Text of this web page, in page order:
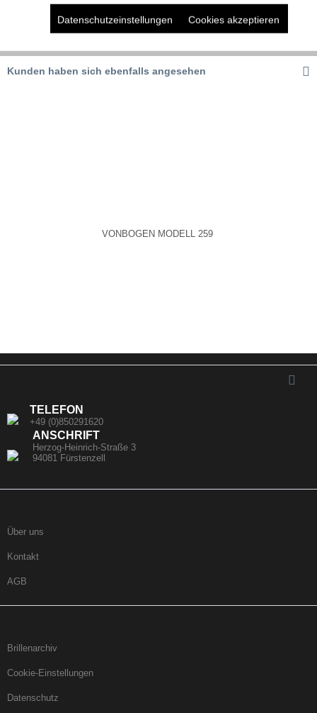
Kunden haben sich ebenfalls angesehen
VONBOGEN MODELL 259
TELEFON
+49 (0)850291620
ANSCHRIFT
Herzog-Heinrich-Straße 3
94081 Fürstenzell
Über uns
Kontakt
AGB
Brillenarchiv
Cookie-Einstellungen
Datenschutz
Marketing Aktiv
Tracking
Datenschutzeinstellungen Cookies akzeptieren